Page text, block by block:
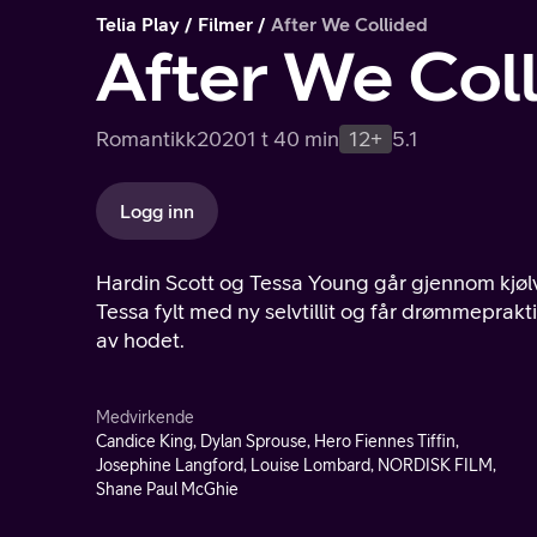
Telia Play Filmer After We Collided
After We
Romantikk20201 t 40 min 12+ 5.1
Logg inn
Hardin Scott og Tessa Young går gjennom
Tessa fylt med ny selvtillit og får
av hodet.
Medvirkende
Candice King, Dylan Sprouse, Hero Fiennes Tiffin,
Josephine Langford, Louise Lombard, NORDISK FILM,
Shane Paul McGhie